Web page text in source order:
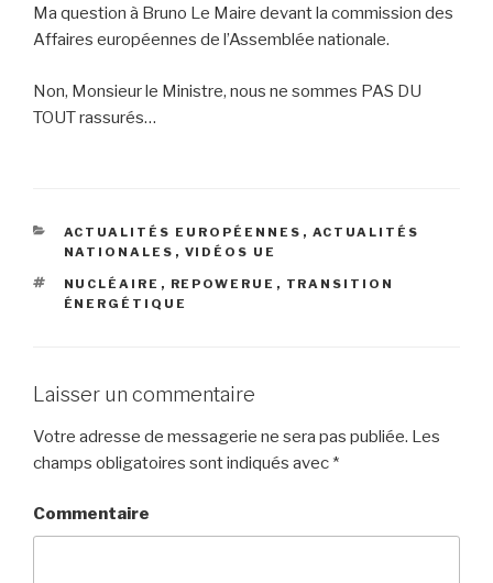
Ma question à Bruno Le Maire devant la commission des
Affaires européennes de l’Assemblée nationale.
Non, Monsieur le Ministre, nous ne sommes PAS DU
TOUT rassurés…
CATÉGORIES
ACTUALITÉS EUROPÉENNES , ACTUALITÉS
NATIONALES , VIDÉOS UE
ÉTIQUETTES
NUCLÉAIRE , REPOWERUE , TRANSITION
ÉNERGÉTIQUE
Laisser un commentaire
Votre adresse de messagerie ne sera pas publiée. Les
champs obligatoires sont indiqués avec *
Commentaire